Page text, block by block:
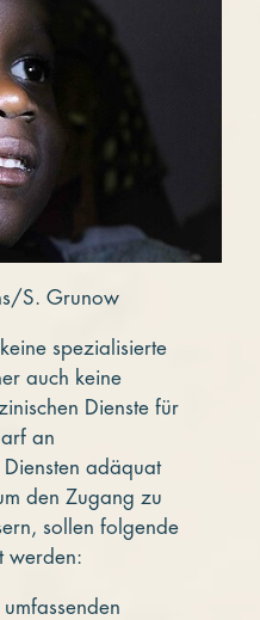
S. Grunow
spezialisierte
auch keine
Dienste für
an
adäquat
den Zugang zu
sollen folgende
werden: